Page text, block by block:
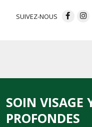
SUIVEZ-NOUS
SOIN VISAGE
PROFONDES